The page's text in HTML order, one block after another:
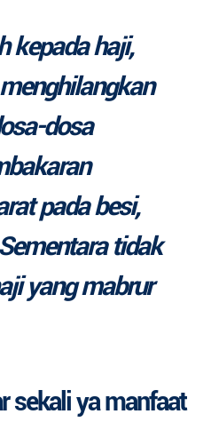
kepada haji,
menghilangkan
dosa
pada besi,
tidak
yang mabrur
sekali ya manfaat